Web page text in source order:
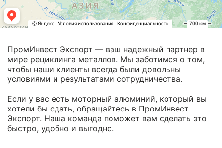
ПромИнвест Экспорт — ваш надежный партнер в
мире рециклинга металлов. Мы заботимся о том,
чтобы наши клиенты всегда были довольны
условиями и результатами сотрудничества.
Если у вас есть моторный алюминий, который вы
хотели бы сдать, обращайтесь в ПромИнвест
Экспорт. Наша команда поможет вам сделать это
быстро, удобно и выгодно.